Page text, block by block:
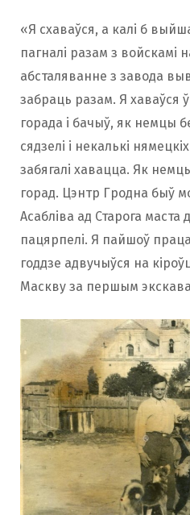
«Я схаваўся, а калі б
пагналі разам з войскамі
абсталяванне з завода
забраць разам. Я хаваўся
горада і бачыў, як немцы
сядзелі і некалькі
забягалі хавацца. Як
горад. Цэнтр Гродна быў
Асабліва ад Старога
пацярпелі. Я пайшоў
годдзе адвучыўся на
Маскву за першым